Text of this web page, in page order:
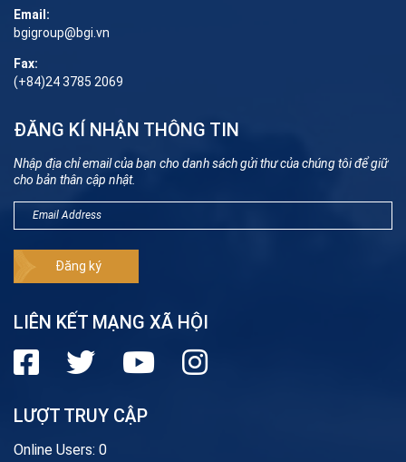
Email:
bgigroup@bgi.vn
Fax:
(+84)24 3785 2069
ĐĂNG KÍ NHẬN THÔNG TIN
Nhập địa chỉ email của bạn cho danh sách gửi thư của chúng tôi để giữ
cho bản thân cập nhật.
LIÊN KẾT MẠNG XÃ HỘI
LƯỢT TRUY CẬP
Online Users: 0